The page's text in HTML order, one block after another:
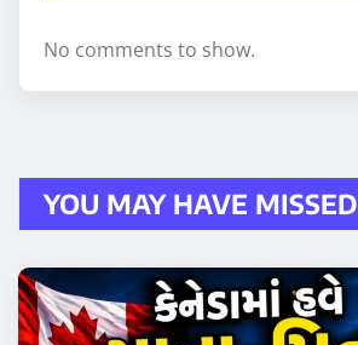
No comments to show.
YOU MAY HAVE MISSED